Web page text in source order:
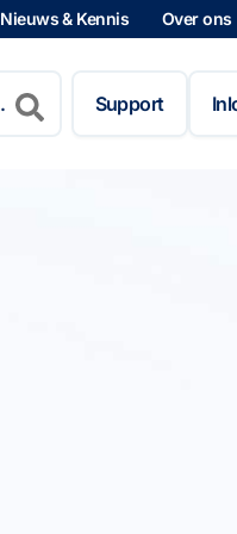
Nieuws & Kennis Over ons
Support